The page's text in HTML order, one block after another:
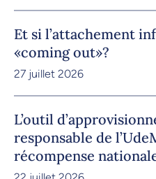
Et si l’attachement
«coming out»?
27 juillet 2026
L’outil
responsable de
récompense